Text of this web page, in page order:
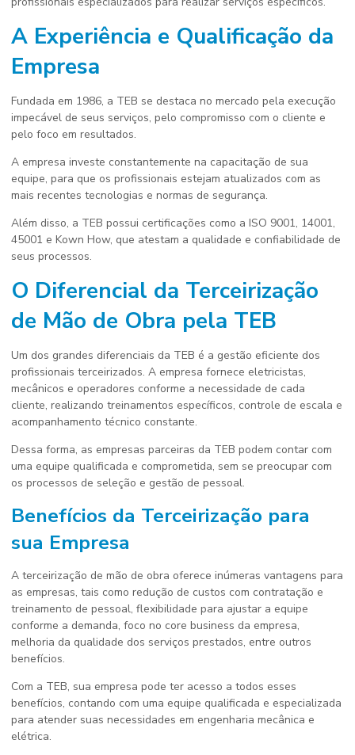
A Experiência e Qualificação da
Empresa
Fundada em 1986, a TEB se destaca no mercado pela execução
impecável de seus serviços, pelo compromisso com o cliente e
pelo foco em resultados.
A empresa investe constantemente na capacitação de sua
equipe, para que os profissionais estejam atualizados com as
mais recentes tecnologias e normas de segurança.
Além disso, a TEB possui certificações como a ISO 9001, 14001,
45001 e Kown How, que atestam a qualidade e confiabilidade de
seus processos.
O Diferencial da Terceirização
de Mão de Obra pela TEB
Um dos grandes diferenciais da TEB é a gestão eficiente dos
profissionais terceirizados. A empresa fornece eletricistas,
mecânicos e operadores conforme a necessidade de cada
cliente, realizando treinamentos específicos, controle de escala e
acompanhamento técnico constante.
Dessa forma, as empresas parceiras da TEB podem contar com
uma equipe qualificada e comprometida, sem se preocupar com
os processos de seleção e gestão de pessoal.
Benefícios da Terceirização para
sua Empresa
A terceirização de mão de obra oferece inúmeras vantagens para
as empresas, tais como redução de custos com contratação e
treinamento de pessoal, flexibilidade para ajustar a equipe
conforme a demanda, foco no core business da empresa,
melhoria da qualidade dos serviços prestados, entre outros
benefícios.
Com a TEB, sua empresa pode ter acesso a todos esses
benefícios, contando com uma equipe qualificada e especializada
para atender suas necessidades em engenharia mecânica e
elétrica.